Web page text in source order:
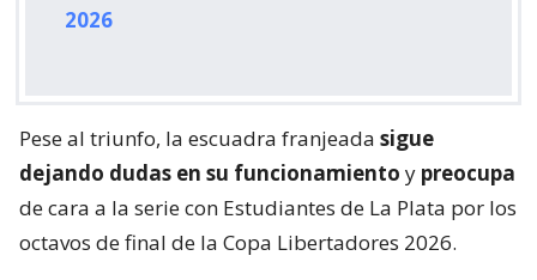
2026
Pese al triunfo, la escuadra franjeada sigue
dejando dudas en su funcionamiento y preocupa
de cara a la serie con Estudiantes de La Plata por los
octavos de final de la Copa Libertadores 2026.